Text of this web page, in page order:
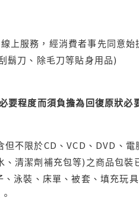
上服務，經消費者事先同意
鬍刀、除毛刀等貼身用品)
要程度而須負擔為回復原狀
不限於CD、VCD、DVD、
清潔劑補充包等)之商品包
泳裝、床單、被套、填充玩